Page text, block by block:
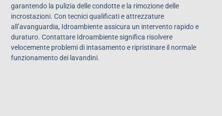
garantendo la pulizia delle condotte e la rimozione delle
incrostazioni. Con tecnici qualificati e attrezzature
all’avanguardia, Idroambiente assicura un intervento rapido e
duraturo. Contattare Idroambiente significa risolvere
velocemente problemi di intasamento e ripristinare il normale
funzionamento dei lavandini.